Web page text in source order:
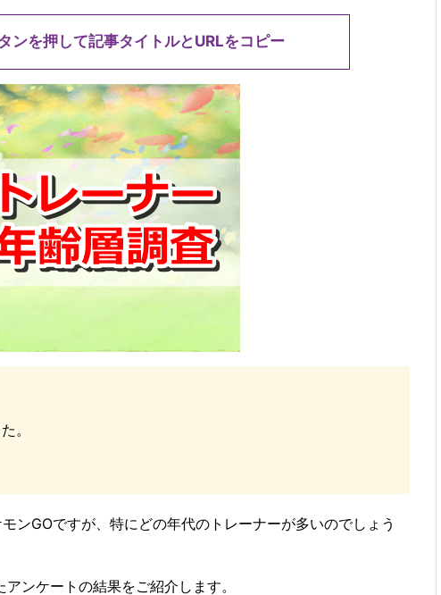
ンを押して記事タイトルとURLをコピー
。
ンGOですが、特にどの年代のトレーナーが多いのでしょう
ンケートの結果をご紹介します。